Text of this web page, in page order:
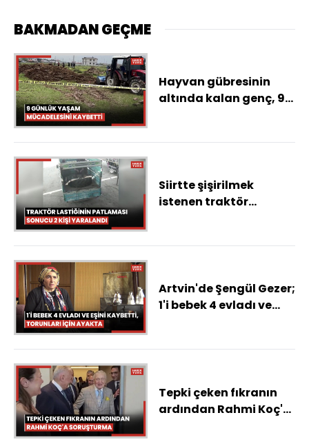
BAKMADAN GEÇME
Hayvan gübresinin
altında kalan genç, 9
Siirtte şişirilmek
istenen traktör
Artvin'de Şengül Gezer;
1'i bebek 4 evladı ve
Tepki çeken fıkranın
ardından Rahmi Koç'a